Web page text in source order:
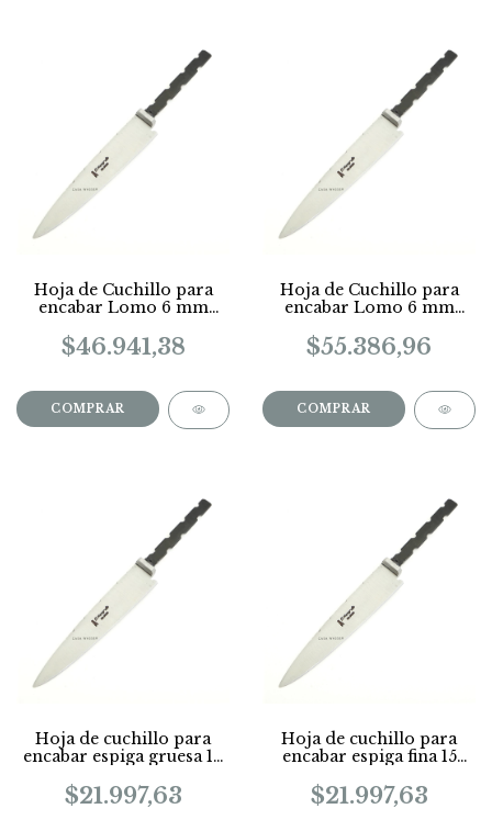
Hoja de Cuchillo para
encabar Lomo 6 mm
$46.941,38
Hoja de Cuchillo para
encabar Lomo 6 mm
$55.386,96
Hoja de cuchillo para
encabar espiga gruesa 14
$21.997,63
Hoja de cuchillo para
encabar espiga fina 15
$21.997,63